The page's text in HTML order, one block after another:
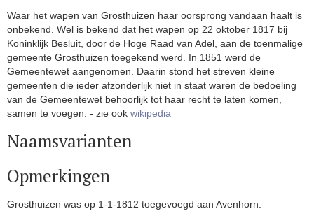
Waar het wapen van Grosthuizen haar oorsprong vandaan haalt is
onbekend. Wel is bekend dat het wapen op 22 oktober 1817 bij
Koninklijk Besluit, door de Hoge Raad van Adel, aan de toenmalige
gemeente Grosthuizen toegekend werd. In 1851 werd de
Gemeentewet aangenomen. Daarin stond het streven kleine
gemeenten die ieder afzonderlijk niet in staat waren de bedoeling
van de Gemeentewet behoorlijk tot haar recht te laten komen,
samen te voegen. - zie ook wikipedia
Naamsvarianten
Opmerkingen
Grosthuizen was op 1-1-1812 toegevoegd aan Avenhorn.